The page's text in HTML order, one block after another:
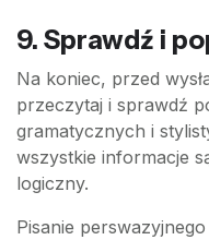
9. Sprawdź i
Na koniec, przed
przeczytaj i sprawdź
gramatycznych i
wszystkie informacje
logiczny.
Pisanie